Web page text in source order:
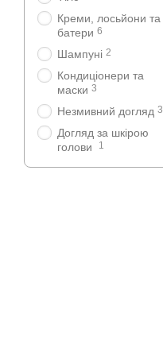
Креми, лосьйони та
батери 6
Шампуні 2
Кондиціонери та
маски 3
Незмивний догляд 3
Догляд за шкірою
голови
1